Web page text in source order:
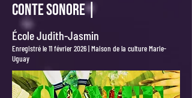
CONTE SONORE |
École Judith-Jasmin
Enregistré le 11 février 2026 | Maison de la culture Marie-
Uguay